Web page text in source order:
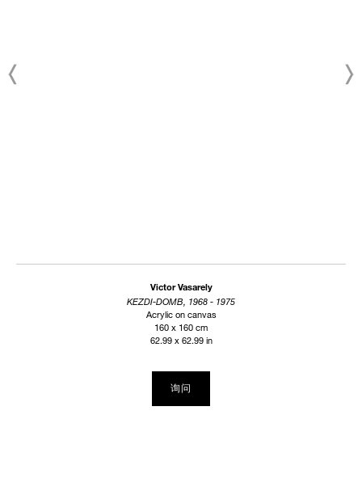
Victor Vasarely
KEZDI-DOMB, 1968 - 1975
Acrylic on canvas
160 x 160 cm
62.99 x 62.99 in
询问